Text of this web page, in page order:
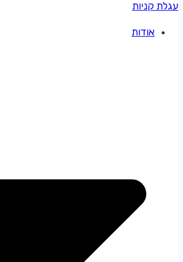
עגלת קניות
אודות